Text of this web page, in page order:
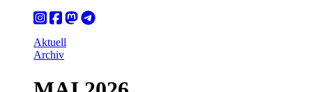
Aktuell
Archiv